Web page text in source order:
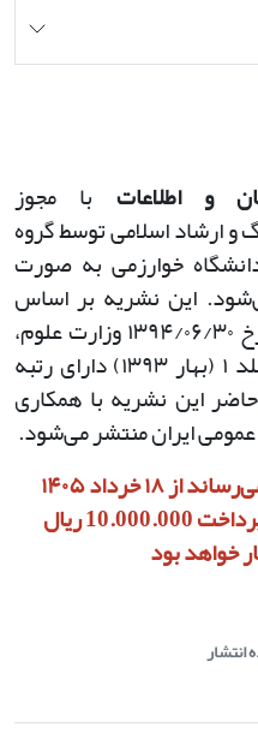
و اطلاعات با مجوز
و ارشاد اسلامی توسط گروه
خوارزمی به صورت
این نشریه بر اساس
۱۳۹۴/۰۶/۳۰وزارت علوم،
۱ ( بهار۱۳۹۳) دارای رتبه
این نشریه با همکاری
عمومی ایران منتشر می‌شود.
به استحضار نویسندگان گرامی می‌رساند از ۱۸ خرداد ۱۴۰۵
مقالات ارسالی به مجله مشمول پرداخت 10.000.000 ریال
خواهد بود
انتشار